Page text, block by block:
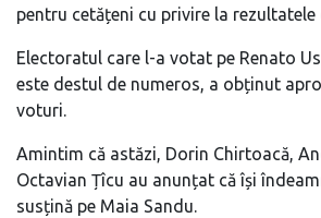
pentru cetățeni cu privire la rezultatele
Electoratul care l-a votat pe Renato
este destul de numeros, a obținut
voturi.
Amintim că astăzi, Dorin Chirtoacă,
Octavian Țîcu au anunțat că își
susțină pe Maia Sandu.